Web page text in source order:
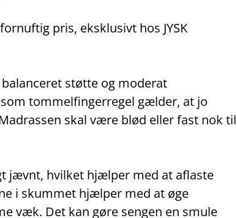
pris, eksklusivt hos JYSK
støtte og moderat
tommelfingerregel gælder, at jo
skal være blød eller fast nok til
jævnt, hvilket hjælper med at aflaste
i skummet hjælper med at øge
væk. Det kan gøre sengen en smule